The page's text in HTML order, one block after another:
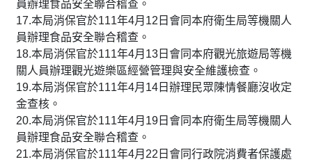
員辦理食品安全聯合稽查。
17.本局消保官於111年4月12日會同本府衛生局等機關人
員辦理食品安全聯合稽查。
18.本局消保官於111年4月13日會同本府觀光旅遊局等機
關人員辦理觀光遊樂區經營管理與安全維護檢查。
19.本局消保官於111年4月14日辦理民眾陳情餐廳沒收定
金查核。
20.本局消保官於111年4月19日會同本府衛生局等機關人
員辦理食品安全聯合稽查。
21.本局消保官於111年4月22日會同行政院消費者保護處